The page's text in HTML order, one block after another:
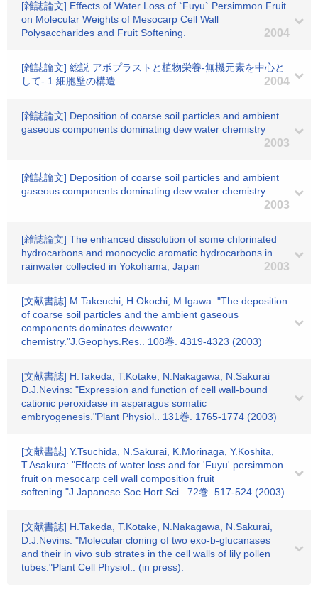
[雑誌論文] Effects of Water Loss of `Fuyu` Persimmon Fruit
on Molecular Weights of Mesocarp Cell Wall
Polysaccharides and Fruit Softening.
2004
[雑誌論文] 総説 アポプラストと植物栄養-無機元素を中心と
して- 1.細胞壁の構造
2004
[雑誌論文] Deposition of coarse soil particles and ambient
gaseous components dominating dew water chemistry
2003
[雑誌論文] Deposition of coarse soil particles and ambient
gaseous components dominating dew water chemistry
2003
[雑誌論文] The enhanced dissolution of some chlorinated
hydrocarbons and monocyclic aromatic hydrocarbons in
rainwater collected in Yokohama, Japan
2003
[文献書誌] M.Takeuchi, H.Okochi, M.Igawa: "The deposition
of coarse soil particles and the ambient gaseous
components dominates dewwater
chemistry."J.Geophys.Res.. 108巻. 4319-4323 (2003)
[文献書誌] H.Takeda, T.Kotake, N.Nakagawa, N.Sakurai
D.J.Nevins: "Expression and function of cell wall-bound
cationic peroxidase in asparagus somatic
embryogenesis."Plant Physiol.. 131巻. 1765-1774 (2003)
[文献書誌] Y.Tsuchida, N.Sakurai, K.Morinaga, Y.Koshita,
T.Asakura: "Effects of water loss and for 'Fuyu' persimmon
fruit on mesocarp cell wall composition fruit
softening."J.Japanese Soc.Hort.Sci.. 72巻. 517-524 (2003)
[文献書誌] H.Takeda, T.Kotake, N.Nakagawa, N.Sakurai,
D.J.Nevins: "Molecular cloning of two exo-b-glucanases
and their in vivo sub strates in the cell walls of lily pollen
tubes."Plant Cell Physiol.. (in press).